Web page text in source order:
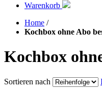
Warenkorb
Home /
Kochbox ohne Abo
Kochbox
Sortieren nach